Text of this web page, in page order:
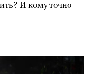
И кому точно